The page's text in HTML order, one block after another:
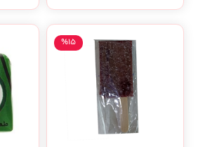
%15